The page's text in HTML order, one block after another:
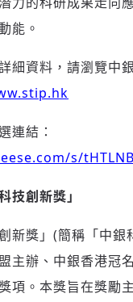
能。
細資料，請瀏覽中
連結：
s/
技創新獎」
新獎」(簡稱「中銀
主辦、中銀香港冠
項。本獎旨在獎勵